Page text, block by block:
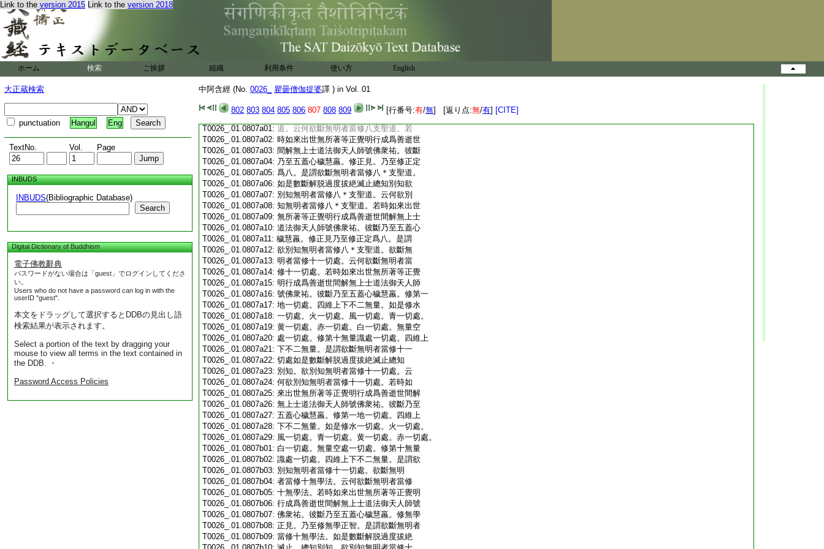
Link to the version 2015 Link to the version 2018
ホーム 検索 ご挨拶 組織 利用条件 使い方 English
大正蔵検索
punctuation Hangul Eng
TextNo. Vol. Page
INBUDS
INBUDS(Bibliographic Database)
Search
Digital Dictionary of Buddhism
電子佛教辭典
パスワードがない場合は「guest」でログインしてくださ
い。
Users who do not have a password can log in with the
userID "guest".
本文をドラッグして選択するとDDBの見出し語
検索結果が表示されます。
Select a portion of the text by dragging your
mouse to view all terms in the text contained in
the DDB. ・
Password Access Policies
中阿含經 (No. 0026_ 瞿曇僧伽提婆譯 ) in Vol. 01
802 803 804 805 806 807 808 809 [行番号:有/無] [返り点:無/有] [CITE]
T0026_.01.0806c19:依離依無欲依滅趣非品。是謂欲斷無
T0026_.01.0806c20: 明者當修七覺＊支。如是數斷解脱過度
T0026_.01.0806c21:拔絶滅止。總知別知。欲別知無明者當
T0026_.01.0806c22:
修 3
七覺＊支。云何欲別知無明者當修
七覺＊支。若時如來出世無所著等正覺明
T0026_.01.0806c24:行成爲善逝世間解無上士道法御天人師號
T0026_.01.0806c25:佛衆祐。彼斷乃至五蓋心穢慧羸。修念覺
T0026_.01.0806c26:＊支。依離依無欲依滅。趣非品。如是修
T0026_.01.0806c27:法精進喜息定也。修捨覺＊支。依離依無
T0026_.01.0806c28: 欲依滅趣非品。是謂欲別知無明者當
修七覺＊支。欲斷無明者。當修八＊支聖
T0026_.01.0807a01: 道。云何欲斷無明者當修八支聖道。若
T0026_.01.0807a02: 時如來出世無所著等正覺明行成爲善逝世
T0026_.01.0807a03: 間解無上士道法御天人師號佛衆祐。彼斷
T0026_.01.0807a04: 乃至五蓋心穢慧羸。修正見。乃至修正定
T0026_.01.0807a05: 爲八。是謂欲斷無明者當修八＊支聖道。
T0026_.01.0807a06: 如是數斷解脱過度拔絶滅止總知別知欲
T0026_.01.0807a07: 別知無明者當修八＊支聖道。云何欲別
T0026_.01.0807a08: 知無明者當修八＊支聖道。若時如來出世
T0026_.01.0807a09: 無所著等正覺明行成爲善逝世間解無上士
T0026_.01.0807a10: 道法御天人師號佛衆祐。彼斷乃至五蓋心
T0026_.01.0807a11: 穢慧羸。修正見乃至修正定爲八。是謂
T0026_.01.0807a12: 欲別知無明者當修八＊支聖道。欲斷無
T0026_.01.0807a13: 明者當修十一切處。云何欲斷無明者當
T0026_.01.0807a14: 修十一切處。若時如來出世無所著等正覺
T0026_.01.0807a15: 明行成爲善逝世間解無上士道法御天人師
T0026_.01.0807a16: 號佛衆祐。彼斷乃至五蓋心穢慧羸。修第一
T0026_.01.0807a17: 地一切處。四維上下不二無量。如是修水
T0026_.01.0807a18: 一切處。火一切處。風一切處。青一切處。
T0026_.01.0807a19: 黄一切處。赤一切處。白一切處。無量空
T0026_.01.0807a20: 處一切處。修第十無量識處一切處。四維上
T0026_.01.0807a21: 下不二無量。是謂欲斷無明者當修十一
T0026_.01.0807a22: 切處如是數斷解脱過度拔絶滅止總知
T0026_.01.0807a23: 別知。欲別知無明者當修十一切處。云
T0026_.01.0807a24: 何欲別知無明者當修十一切處。若時如
T0026_.01.0807a25: 來出世無所著等正覺明行成爲善逝世間解
T0026_.01.0807a26: 無上士道法御天人師號佛衆祐。彼斷乃至
T0026_.01.0807a27: 五蓋心穢慧羸。修第一地一切處。四維上
T0026_.01.0807a28: 下不二無量。如是修水一切處。火一切處。
T0026_.01.0807a29: 風一切處。青一切處。黄一切處。赤一切處。
T0026_.01.0807b01: 白一切處。無量空處一切處。修第十無量
T0026_.01.0807b02: 識處一切處。四維上下不二無量。是謂欲
T0026_.01.0807b03: 別知無明者當修十一切處。欲斷無明
T0026_.01.0807b04: 者當修十無學法。云何欲斷無明者當修
T0026_.01.0807b05: 十無學法。若時如來出世無所著等正覺明
T0026_.01.0807b06: 行成爲善逝世間解無上士道法御天人師號
T0026_.01.0807b07: 佛衆祐。彼斷乃至五蓋心穢慧羸。修無學
T0026_.01.0807b08: 正見。乃至修無學正智。是謂欲斷無明者
T0026_.01.0807b09: 當修十無學法。如是數斷解脱過度拔絶